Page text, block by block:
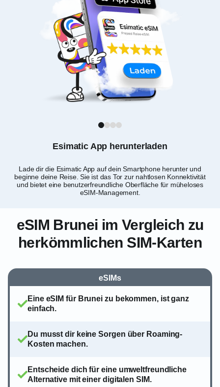
Esimatic App herunterladen
Lade dir die Esimatic App auf dein Smartphone herunter und
beginne deine Reise. Sie ist das Tor zur nahtlosen Konnektivität
und bietet eine benutzerfreundliche Oberfläche für müheloses
eSIM-Management.
1 2 3 4
eSIM Brunei im Vergleich zu
herkömmlichen SIM-Karten
eSIMs
Eine eSIM für Brunei zu bekommen, ist ganz
einfach.
Du musst dir keine Sorgen über Roaming-
Kosten machen.
Entscheide dich für eine umweltfreundliche
Alternative mit einer digitalen SIM.